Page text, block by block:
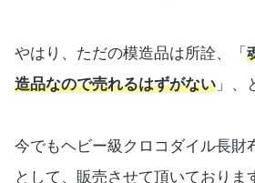
やはり、ただの模造品は所詮、「
造品なので売れるはずがない 」、
今でもヘビー級クロコダイル長財
として、販売させて頂いておりま